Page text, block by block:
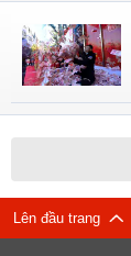
Lên đầu trang